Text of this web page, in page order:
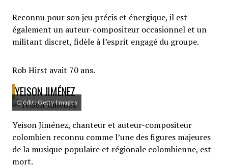
Reconnu pour son jeu précis et énergique, il est
également un auteur-compositeur occasionnel et un
militant discret, fidèle à l’esprit engagé du groupe.
Rob Hirst avait 70 ans.
YEISON JIMÉNEZ
Crédit: Getty Images
Yeison Jiménez, chanteur et auteur-compositeur
colombien reconnu comme l’une des figures majeures
de la musique populaire et régionale colombienne, est
mort.